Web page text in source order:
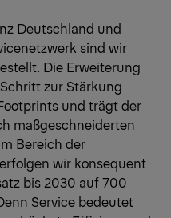
Deutschland und
sind wir
Die Erweiterung
zur Stärkung
und trägt der
maßgeschneiderten
Bereich der
wir konsequent
bis 2030 auf 700
Service bedeutet